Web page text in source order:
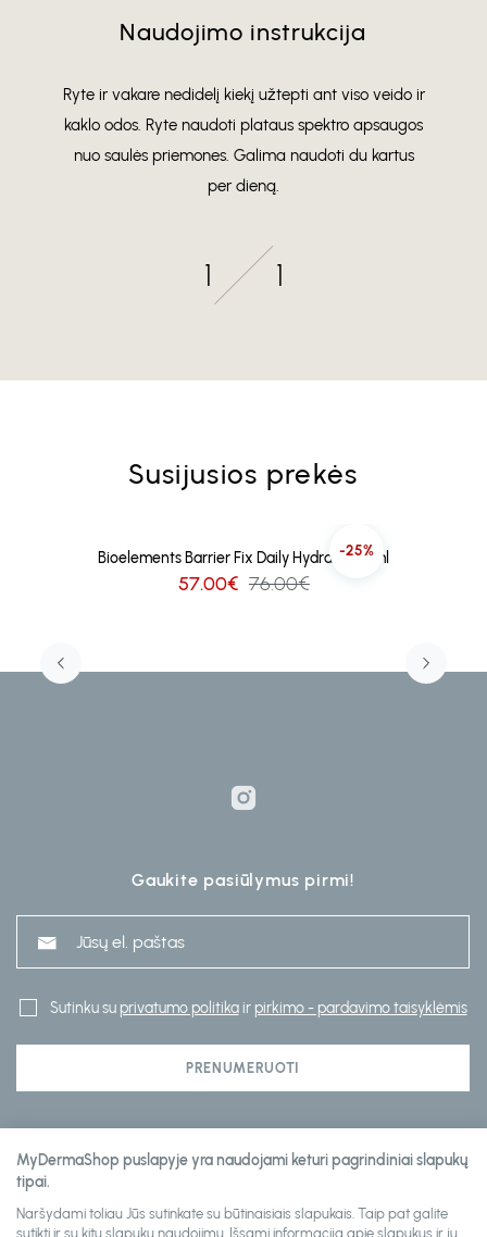
Naudojimo instrukcija
Ryte ir vakare nedidelį kiekį užtepti ant viso veido ir
kaklo odos. Ryte naudoti plataus spektro apsaugos
nuo saulės priemones. Galima naudoti du kartus
per dieną.
1 1
Susijusios prekės
-25%
Bioelements Barrier Fix Daily Hydrator 50ml
57.00€ 76.00€
Klientų aptarnavimas
Informacija
Gaukite pasiūlymus pirmi!
Sutinku su privatumo politikair pirkimo - pardavimo taisyklėmis
PRENUMERUOTI
MyDermaShop puslapyje yra naudojami keturi pagrindiniai slapukų
tipai.
Naršydami toliau Jūs sutinkate su būtinaisiais slapukais. Taip pat galite
sutikti ir su kitų slapukų naudojimu. Išsami informacija apie slapukus ir jų